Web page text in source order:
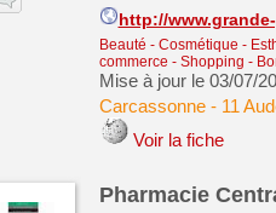
http://
Beauté - Cosmétique -
commerce - Shopping -
Mise à jour le 03/07/
Carcassonne- 11
Voir la fiche
Pharmacie